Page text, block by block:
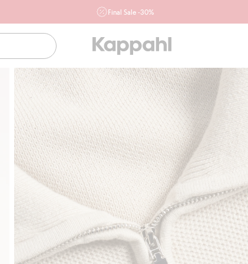
Final Sale -30%
ofertę, również z działu outlet do 10.8 w sklepach Kappahl i
Newbie oraz na kappahl.com. Ofert nie łączymy
Kobieta Mężczyzna
Dziecko
Niemowlę
Newbie
Klubowiczu darmowa dostawa od 150 zł